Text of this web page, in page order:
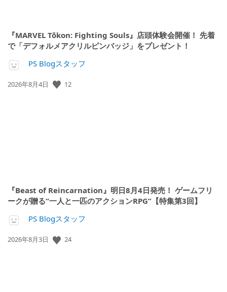
『MARVEL Tōkon: Fighting Souls』店頭体験会開催！ 先着
で「デフォルメアクリルピンバッジ」をプレゼント！
PS Blogスタッフ
公
2026年8月4日 12
『Beast of Reincarnation』明日8月4日発売！ ゲームフリ
ークが贈る“一人と一匹のアクションRPG”【特集第3回】
PS Blogスタッフ
公
2026年8月3日 24